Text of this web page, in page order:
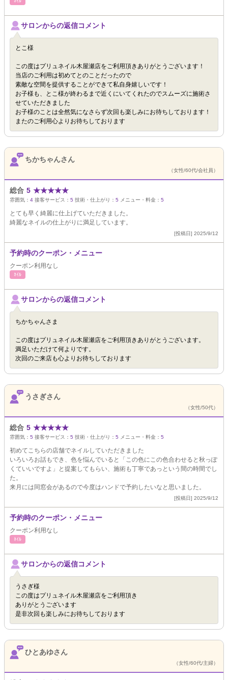
サロンからの返信コメント
とこ様
この度はプリュネイル木屋瀬店をご利用頂きありがとうございます！
当店のご利用は初めてとのことだったので
素敵な空間を提供することができて私自身嬉しいです！
お子様も、とこ様が終わるまで近くにいてくれたのでスムーズに施術さ
せていただきました
お子様のことは全然気になさらず次回も楽しみにお待ちしております！
またのご利用心よりお待ちしております
ちかちゃんさん
（女性/60代/会社員）
総合 5 ★★★★★
雰囲気： 4 接客サービス： 5 技術・仕上がり： 5 メニュー・料金： 5
とても早く綺麗に仕上げていただきました。
綺麗なネイルの仕上がりに満足しています。
[投稿日] 2025/9/12
予約時のクーポン・メニュー
クーポン利用なし
ﾈｲﾙ
サロンからの返信コメント
ちかちゃんさま
この度はプリュネイル木屋瀬店をご利用頂きありがとうございます。
満足いただけて何よりです。
次回のご来店も心よりお待ちしております
うさぎさん
（女性/50代）
総合 5 ★★★★★
雰囲気： 5 接客サービス： 5 技術・仕上がり： 5 メニュー・料金： 5
初めてこちらの店舗でネイルしていただきました
いろいろお話もでき、色を悩んでいると「この色にこの色合わせると秋っぽ
くていいですよ」と提案してもらい、施術も丁寧であっという間の時間でし
た。
来月には同窓会があるので今度はハンドで予約したいなと思いました。
[投稿日] 2025/9/12
予約時のクーポン・メニュー
クーポン利用なし
ﾈｲﾙ
サロンからの返信コメント
うさぎ様
この度はプリュネイル木屋瀬店をご利用頂き
ありがとうございます
是非次回も楽しみにお待ちしております
ひとあゆさん
（女性/60代/主婦）